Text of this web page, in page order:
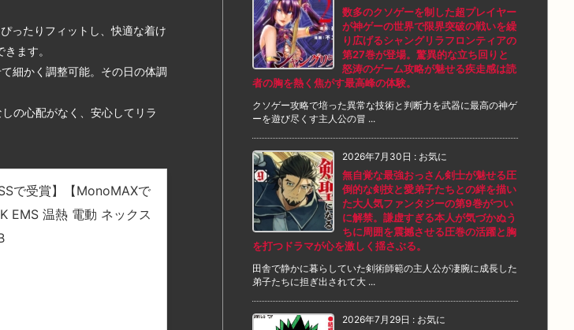
ったりフィットし、快適な着け
ます。
細かく調整可能。その日の体調
の心配がなく、安心してリラ
で受賞】【MonoMAXで
EMS 温熱 電動 ネックス
数多のクソゲーを制した超プレイヤー
が神ゲーの世界で限界突破の戦いを繰
り広げるシャングリラフロンティアの
第27巻が登場。驚異的な立ち回りと
怒涛のゲーム攻略が魅せる疾走感は読
者の胸を熱く焦がす最高峰の体験。
クソゲー攻略で培った異常な技術と判断力を武器に最高の神ゲ
ーを遊び尽くす主人公の冒 ...
2026年7月30日 : お気に
無自覚な最強おっさん剣士が魅せる圧
倒的な剣技と愛弟子たちとの絆を描い
た大人気ファンタジーの第9巻がつい
に解禁。謙虚すぎる本人が気づかぬう
ちに周囲を震撼させる圧巻の活躍と胸
を打つドラマが心を激しく揺さぶる。
田舎で静かに暮らしていた剣術師範の主人公が凄腕に成長した
弟子たちに担ぎ出されて大 ...
2026年7月29日 : お気に